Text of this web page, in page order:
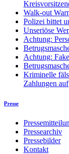
Walk-out
Polizei bittet
Unseriöse
Achtung:
Achtung:
Kriminelle
Zahlungen auf
Presse
Pressearchiv
Pressebilder
Kontakt